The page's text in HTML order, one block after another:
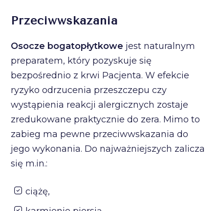
Przeciwwskazania
Osocze bogatopłytkowe jest naturalnym
preparatem, który pozyskuje się
bezpośrednio z krwi Pacjenta. W efekcie
ryzyko odrzucenia przeszczepu czy
wystąpienia reakcji alergicznych zostaje
zredukowane praktycznie do zera. Mimo to
zabieg ma pewne przeciwwskazania do
jego wykonania. Do najważniejszych zalicza
się m.in.:
ciążę,